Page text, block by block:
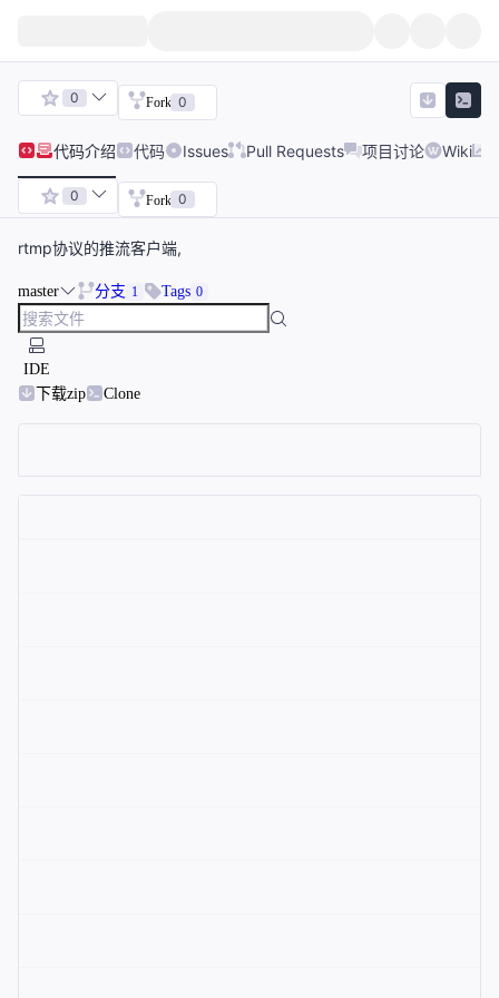
0 Fork 0
代码介绍 代码 Issues Pull Requests 项目讨论 Wiki
0 Fork 0
rtmp协议的推流客户端,
master 分支 1 Tags 0
IDE
下载zip
Clone